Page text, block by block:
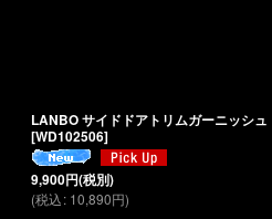
LANBO サイドドアトリムガーニッシ
[WD102506]
9,900円(税別)
(税込: 10,890円)